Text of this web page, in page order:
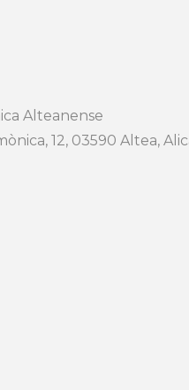
Alteanense
12, 03590 Altea,